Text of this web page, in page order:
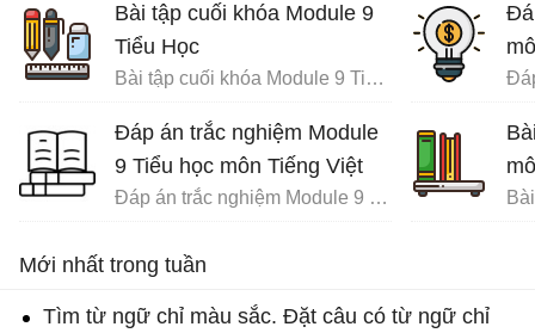
Bài tập cuối khóa Module 9
Tiểu Học
Bài tập cuối khóa Module 9 Tiểu Học đầy đủ
Đáp án trắc nghiệm Module
9 Tiểu học môn Tiếng Việt
Đáp án trắc nghiệm Module 9 Tiểu học
Mới nhất trong tuần
Tìm từ ngữ chỉ màu sắc. Đặt câu có từ ngữ chỉ